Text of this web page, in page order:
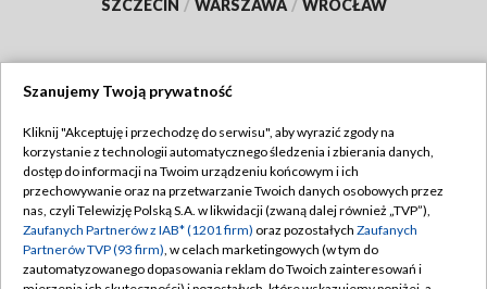
SZCZECIN / WARSZAWA / WROCŁAW
TVP
Abonament TVP
Emisja w TVP
Centrum informacji TVP
Regulamin TVP
Polityka prywatności
Moje zgody
Szanujemy Twoją prywatność
Kliknij "Akceptuję i przechodzę do serwisu", aby wyrazić zgody na
korzystanie z technologii automatycznego śledzenia i zbierania danych,
dostęp do informacji na Twoim urządzeniu końcowym i ich
przechowywanie oraz na przetwarzanie Twoich danych osobowych przez
nas, czyli Telewizję Polską S.A. w likwidacji (zwaną dalej również „TVP”),
Zaufanych Partnerów z IAB* (1201 firm) oraz pozostałych Zaufanych
Partnerów TVP (93 firm), w celach marketingowych (w tym do
zautomatyzowanego dopasowania reklam do Twoich zainteresowań i